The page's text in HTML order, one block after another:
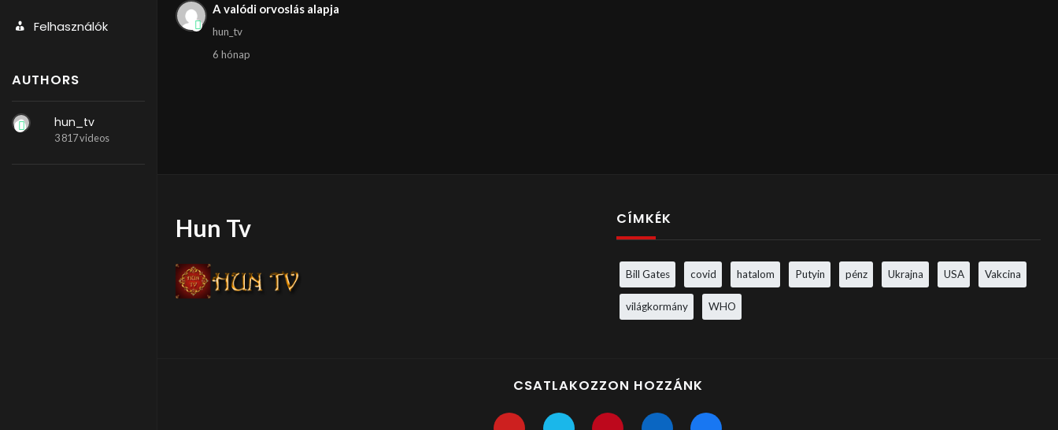
Felhasználók
AUTHORS
hun_tv
3 817 videos
A valódi orvoslás alapja
hun_tv
6 hónap
Hun Tv CÍMKÉK
Bill Gates covid hatalom Putyin pénz Ukrajna USA Vakcina
világkormány WHO
CSATLAKOZZON HOZZÁNK